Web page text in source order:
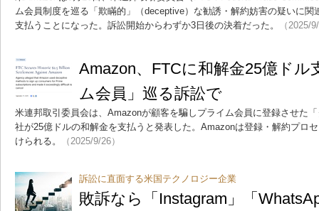
ム会員制度を巡る「欺瞞的」（deceptive）な勧誘・解約妨害の疑いに関
支払うことになった。訴訟開始からわずか3日後の決着だった。
（2025/
Amazon、FTCに和解金25億ド
ム会員」巡る訴訟で
米連邦取引委員会は、Amazonが顧客を騙しプライム会員に登録させた
社が25億ドルの和解金を支払うと発表した。Amazonは登録・解約プロ
けられる。
（2025/9/26）
訴訟に直面する米国テクノロジー企業
敗訴なら「Instagram」「